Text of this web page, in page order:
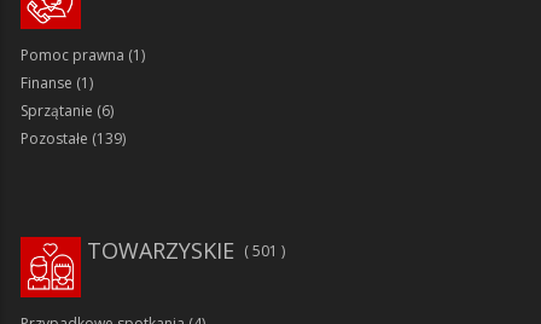
Pomoc prawna (1)
Finanse (1)
Sprzątanie (6)
Pozostałe (139)
TOWARZYSKIE 501